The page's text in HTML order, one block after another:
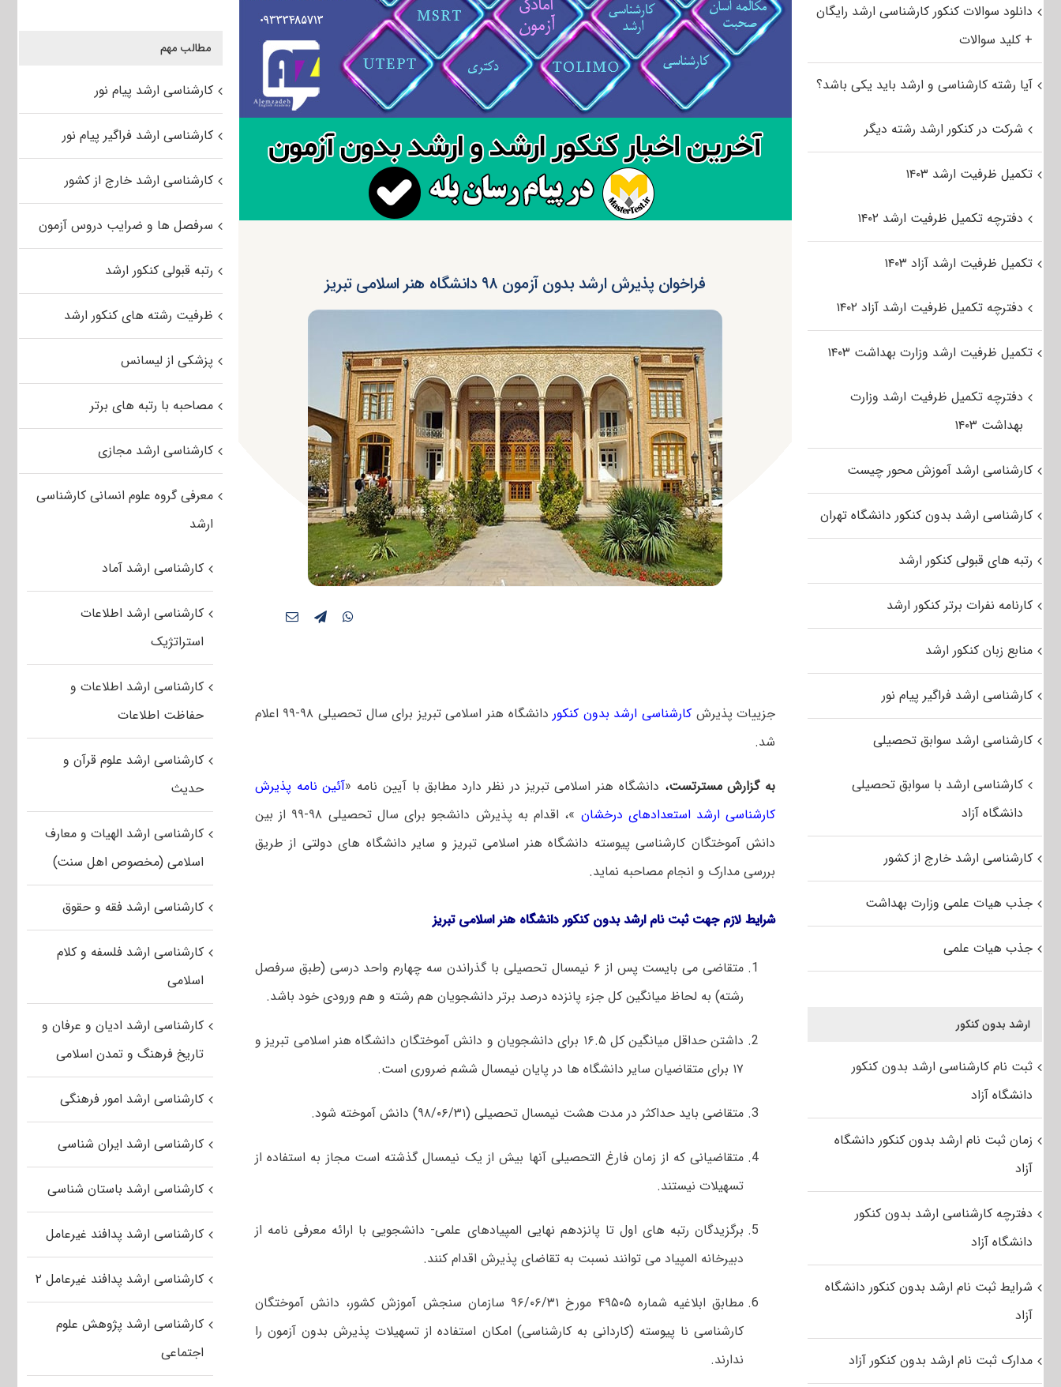
فراخوان پذیرش ارشد بدون آزمون ۹۸ دانشگاه هنر اسلامی تبریز
جزییات پذیرش کارشناسی ارشد بدون کنکور
دانشگاه هنر اسلامی تبریز برای سال تحصیلی ۹۸-۹۹ اعلام
شد.
به گزارش مسترتست، دانشگاه هنر اسلامی تبریز در نظر دارد مطابق با آیین نامه «آئین نامه پذیرش
کارشناسی ارشد استعدادهای درخشان
»، اقدام به پذیرش دانشجو برای سال تحصیلی ۹۸-۹۹ از بین
دانش آموختگان کارشناسی پیوسته دانشگاه هنر اسلامی تبریز و سایر دانشگاه های دولتی از طریق
بررسی مدارک و انجام مصاحبه ‌نماید.
شرایط لازم جهت ثبت نام ارشد بدون کنکور دانشگاه هنر اسلامی تبریز
متقاضی می بایست پس از ۶ نیمسال تحصیلی با گذراندن سه چهارم واحد درسی (طبق سرفصل
رشته) به لحاظ میانگین کل جزء پانزده درصد برتر دانشجویان هم رشته و هم ورودی خود باشد.
داشتن حداقل میانگین کل ۱۶.۵ برای دانشجویان و دانش آموختگان دانشگاه هنر اسلامی تبریز و
۱۷ برای متقاضیان سایر دانشگاه ها در پایان نیمسال ششم ضروری است.
متقاضی باید حداکثر در مدت هشت نیمسال تحصیلی (۹۸/۰۶/۳۱) دانش آموخته شود.
متقاضیانی که از زمان فارغ التحصیلی آنها بیش از یک نیمسال گذشته است مجاز به استفاده از
تسهیلات نیستند.
برگزیدگان رتبه های اول تا پانزدهم نهایی المپیادهای علمی- دانشجویی با ارائه معرفی نامه از
دبیرخانه المپیاد می توانند نسبت به تقاضای پذیرش اقدام کنند.
مطابق ابلاغیه شماره ۴۹۵۰۵ مورخ ۹۶/۰۶/۳۱ سازمان سنجش آموزش کشور، دانش آموختگان
کارشناسی نا پیوسته (کاردانی به کارشناسی) امکان استفاده از تسهیلات پذیرش بدون آزمون را
ندارند.
مطالب مهم
کارشناسی ارشد پیام نور
کارشناسی ارشد فراگیر پیام نور
کارشناسی ارشد خارج از کشور
سرفصل ها و ضرایب دروس آزمون
رتبه قبولی کنکور ارشد
ظرفیت رشته های کنکور ارشد
پزشکی از لیسانس
مصاحبه با رتبه های برتر
کارشناسی ارشد مجازی
معرفی گروه علوم انسانی کارشناسی
ارشد
کارشناسی ارشد آماد
کارشناسی ارشد اطلاعات
استراتژیک
کارشناسی ارشد اطلاعات و
حفاظت اطلاعات
کارشناسی ارشد علوم قرآن و
حدیث
کارشناسی ارشد الهیات و معارف
اسلامی (مخصوص اهل سنت)
کارشناسی ارشد فقه و حقوق
کارشناسی ارشد فلسفه و کلام
اسلامی
کارشناسی ارشد ادیان و عرفان و
تاریخ فرهنگ و تمدن اسلامی
کارشناسی ارشد امور فرهنگی
کارشناسی ارشد ایران شناسی
کارشناسی ارشد باستان شناسی
کارشناسی ارشد پدافند غیرعامل
کارشناسی ارشد پدافند غیرعامل ۲
کارشناسی ارشد پژوهش علوم
اجتماعی
دانلود سوالات کنکور کارشناسی ارشد رایگان
+ کلید سوالات
آیا رشته کارشناسی و ارشد باید یکی باشد؟
شرکت در کنکور ارشد رشته دیگر
تکمیل ظرفیت ارشد ۱۴۰۳
دفترچه تکمیل ظرفیت ارشد ۱۴۰۲
تکمیل ظرفیت ارشد آزاد ۱۴۰۳
دفترچه تکمیل ظرفیت ارشد آزاد ۱۴۰۲
تکمیل ظرفیت ارشد وزارت بهداشت ۱۴۰۳
دفترچه تکمیل ظرفیت ارشد وزارت
بهداشت ۱۴۰۳
کارشناسی ارشد آموزش محور چیست
کارشناسی ارشد بدون کنکور دانشگاه تهران
رتبه های قبولی کنکور ارشد
کارنامه نفرات برتر کنکور ارشد
منابع زبان کنکور ارشد
کارشناسی ارشد فراگیر پیام نور
کارشناسی ارشد سوابق تحصیلی
کارشناسی ارشد با سوابق تحصیلی
دانشگاه آزاد
کارشناسی ارشد خارج از کشور
جذب هیات علمی وزارت بهداشت
جذب هیات علمی
ارشد بدون کنکور
ثبت نام کارشناسی ارشد بدون کنکور
دانشگاه آزاد
زمان ثبت نام ارشد بدون کنکور دانشگاه
آزاد
دفترچه کارشناسی ارشد بدون کنکور
دانشگاه آزاد
شرایط ثبت نام ارشد بدون کنکور دانشگاه
آزاد
مدارک ثبت نام ارشد بدون کنکور آزاد